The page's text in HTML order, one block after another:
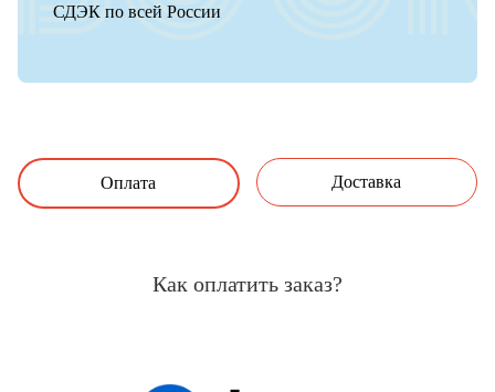
СДЭК по всей России
Оплата Доставка
Как оплатить заказ?